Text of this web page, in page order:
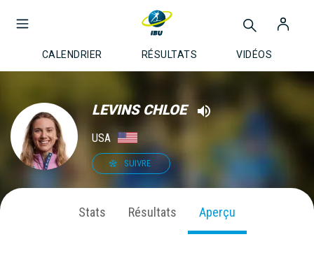
CALENDRIER RÉSULTATS VIDÉOS
LEVINS CHLOE
USA
SUIVRE
Stats Résultats Aperçu